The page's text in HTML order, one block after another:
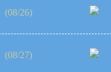
(08/26)
(08/27)